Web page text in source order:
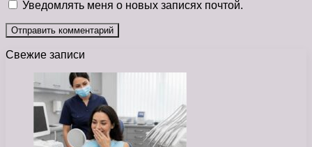
Уведомлять меня о новых записях почтой.
Свежие записи